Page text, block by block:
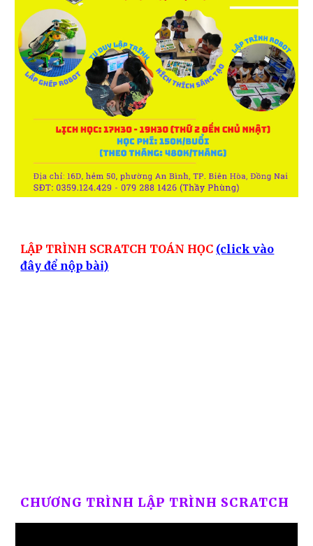
LẬP TRÌNH SCRATCH TOÁN HỌC (click vào
đây để nộp bài)
CHƯƠNG TRÌNH LẬP TRÌNH SCRATCH